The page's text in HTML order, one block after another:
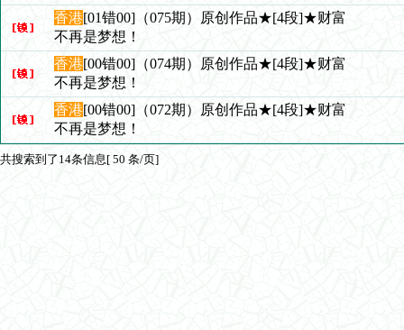
香港[01错00]（075期）原创作品★[4段]★财富
不再是梦想！
香港[00错00]（074期）原创作品★[4段]★财富
不再是梦想！
香港[00错00]（072期）原创作品★[4段]★财富
不再是梦想！
共搜索到了14条信息[ 50 条/页]